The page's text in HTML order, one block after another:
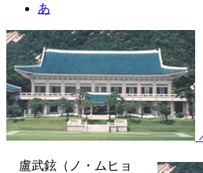
あ
盧武鉉（ノ・ムヒョ